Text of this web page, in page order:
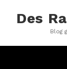
contenuDes
Blog